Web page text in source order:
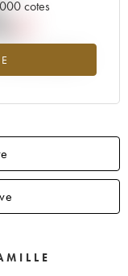
cotes
par rapport à